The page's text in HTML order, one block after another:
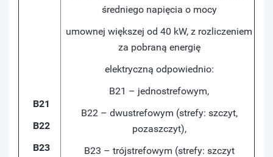
B21
B22
B23
średniego napięcia o mocy
umownej większej od 40 kW, z rozliczeniem
za pobraną energię
elektryczną odpowiednio:
B21 – jednostrefowym,
B22 – dwustrefowym (strefy: szczyt,
pozaszczyt),
B23 – trójstrefowym (strefy: szczyt